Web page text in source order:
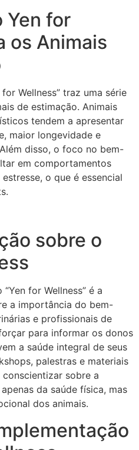
Yen for
os Animais
Wellness” traz uma série
de estimação. Animais
tendem a apresentar
maior longevidade e
disso, o foco no bem-
em comportamentos
o que é essencial
sobre o
for Wellness” é a
a importância do bem-
e profissionais de
para informar os donos
a saúde integral de seus
palestras e materiais
sobre a
da saúde física, mas
dos animais.